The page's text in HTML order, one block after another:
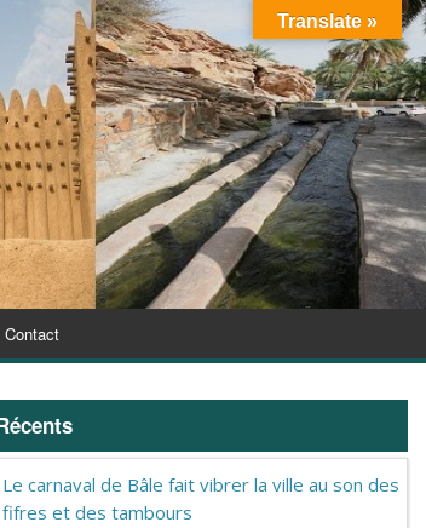
Contact
Le carnaval de Bâle fait vibrer la ville au son des
fifres et des tambours
Translate »